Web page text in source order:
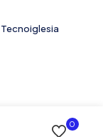
Tecnoiglesia
0